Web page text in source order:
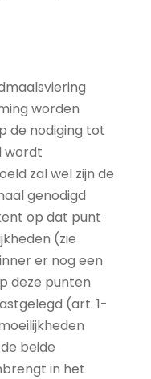
worden
de nodiging tot
wordt
zal wel zijn de
genodigd
op dat punt
(zie
er nog een
deze punten
(art. 1-
beide
in het